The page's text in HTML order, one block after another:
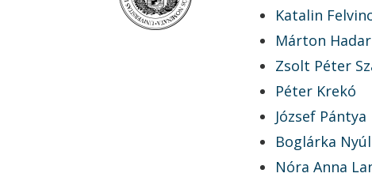
Katalin
Márton
Zsolt Péter
Péter Krekó
József Pántya
Boglárka Nyúl
Nóra Anna